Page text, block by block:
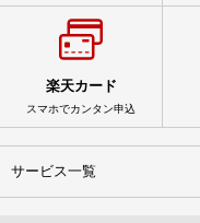
楽天カード
スマホでカンタン申込
サービス一覧